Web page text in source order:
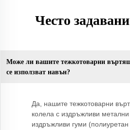
Често
Може ли вашите тежкотоварни
се използват навън?
Да, нашите тежкотоварни
колела с издръжливи метални
издръжливи гуми